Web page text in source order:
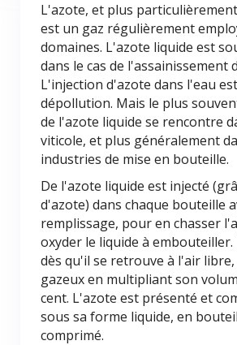
L'azote, et plus
est un gaz régulièrement
domaines. L'azote liquide est
dans le cas de l'assainissement
L'injection d'azote dans l'eau
dépollution. Mais le plus
de l'azote liquide se rencontre
viticole, et plus généralement
industries de mise en bouteille.
De l'azote liquide est injecté
d'azote) dans chaque bouteille
remplissage, pour en chasser
oxyder le liquide à
dès qu'il se retrouve à l'air
gazeux en multipliant son
cent. L'azote est présenté et
sous sa forme liquide, en
comprimé.